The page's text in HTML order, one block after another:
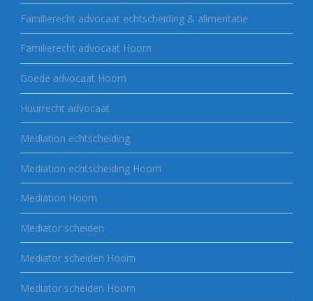
Familierecht advocaat echtscheiding & alimentatie
Familierecht advocaat Hoorn
Goede advocaat Hoorn
Huurrecht advocaat
Mediation echtscheiding
Mediation echtscheiding Hoorn
Mediation Hoorn
Mediator scheiden
Mediator scheiden Hoorn
Mediator scheiden Hoorn